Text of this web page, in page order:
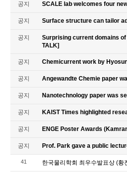
공지 SCALE lab welcomes four
공지 Surface structure can tailor
공지
Surprising current domains
TALK]
공지 Chemicurrent work by
공지 Angewandte Chemie paper
공지 Nanotechnology paper was
공지 KAIST Times highlighted
공지 ENGE Poster Awards
공지 Prof. Park gave a public
41 한국물리학회 최우수발표상 (황